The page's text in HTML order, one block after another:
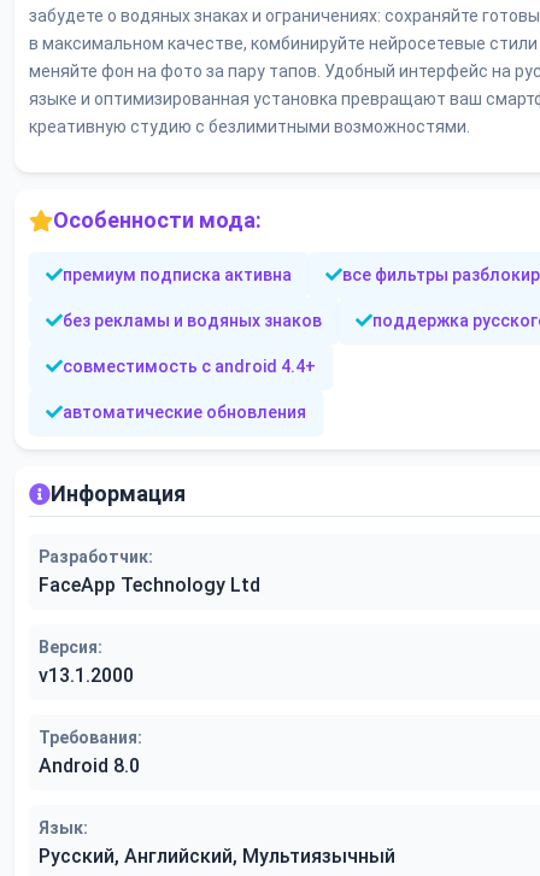
забудете о водяных знаках и ограничениях: сохраняйте
в максимальном качестве, комбинируйте нейросетевые стили
меняйте фон на фото за пару тапов. Удобный интерфейс на
языке и оптимизированная установка превращают ваш
креативную студию с безлимитными возможностями.
Особенности мода:
премиум подписка активна все фильтры
без рекламы и водяных знаков поддержка
совместимость с android 4.4+
автоматические обновления
Информация
Разработчик:
FaceApp Technology Ltd
Версия:
v13.1.2000
Требования:
Android 8.0
Язык:
Русский, Английский, Мультиязычный